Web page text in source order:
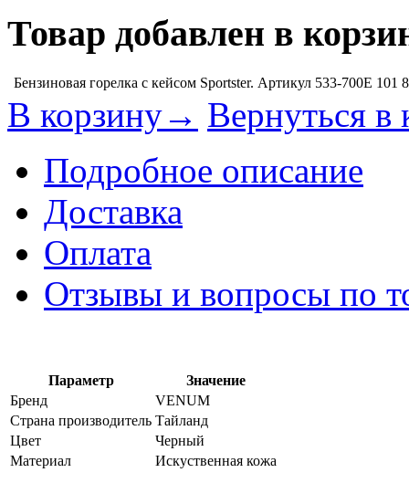
Товар добавлен в
Бензиновая горелка с кейсом Sportster. Артикул 533-700E 101
В корзину→ Вернуться в
Подробное описание
Доставка
Оплата
Отзывы и вопросы по
Параметр
Значение
Бренд
VENUM
Страна производитель Тайланд
Цвет
Черный
Материал
Искуственная кожа